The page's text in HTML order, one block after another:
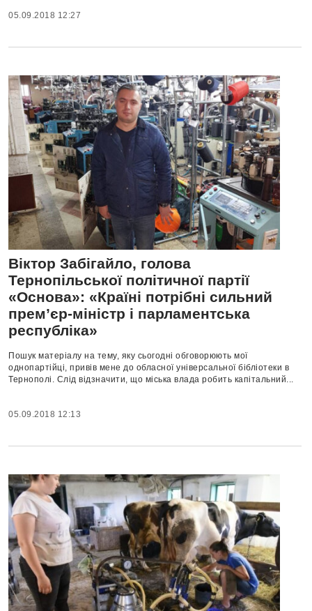
05.09.2018 12:27
Віктор Забігайло, голова
Тернопільської політичної партії
«Основа»: «Країні потрібні сильний
прем’єр-міністр і парламентська
республіка»
Пошук матеріалу на тему, яку сьогодні обговорюють мої
однопартійці, привів мене до обласної універсальної бібліотеки в
Тернополі. Слід відзначити, що міська влада робить капітальний...
05.09.2018 12:13